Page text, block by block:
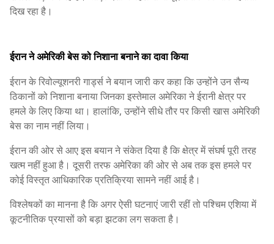
दिख रहा है।
ईरान ने अमेरिकी बेस को निशाना बनाने का दावा किया
ईरान के रिवोल्यूशनरी गार्ड्स ने बयान जारी कर कहा कि उन्होंने उन सैन्य
ठिकानों को निशाना बनाया जिनका इस्तेमाल अमेरिका ने ईरानी क्षेत्र पर
हमले के लिए किया था। हालांकि, उन्होंने सीधे तौर पर किसी खास अमेरिकी
बेस का नाम नहीं लिया।
ईरान की ओर से आए इस बयान ने संकेत दिया है कि क्षेत्र में संघर्ष पूरी तरह
खत्म नहीं हुआ है। दूसरी तरफ अमेरिका की ओर से अब तक इस हमले पर
कोई विस्तृत आधिकारिक प्रतिक्रिया सामने नहीं आई है।
विश्लेषकों का मानना है कि अगर ऐसी घटनाएं जारी रहीं तो पश्चिम एशिया में
कूटनीतिक प्रयासों को बड़ा झटका लग सकता है।